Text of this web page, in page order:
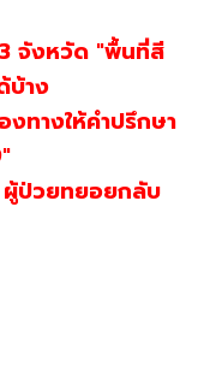
จังหวัด "พื้นที่สี
บ้าง
ทางให้คำปรึกษา
ป่วยทยอยกลับ